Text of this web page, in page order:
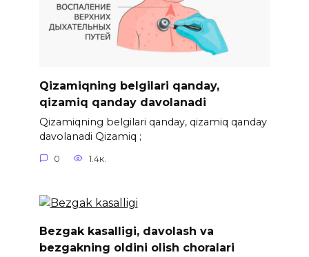
Qizamiqning belgilari qanday,
qizamiq qanday davolanadi
Qizamiqning belgilari qanday, qizamiq qanday
davolanadi Qizamiq ;
0 1.4к.
Bezgak kasalligi, davolash va
bezgakning oldini olish choralari